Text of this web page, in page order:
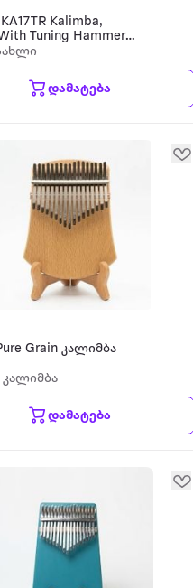
Kalimba,
Tuning Hammer
Bag კალიმბა ჩანთით
დამატება
Grain კალიმბა
კალიმბა
დამატება